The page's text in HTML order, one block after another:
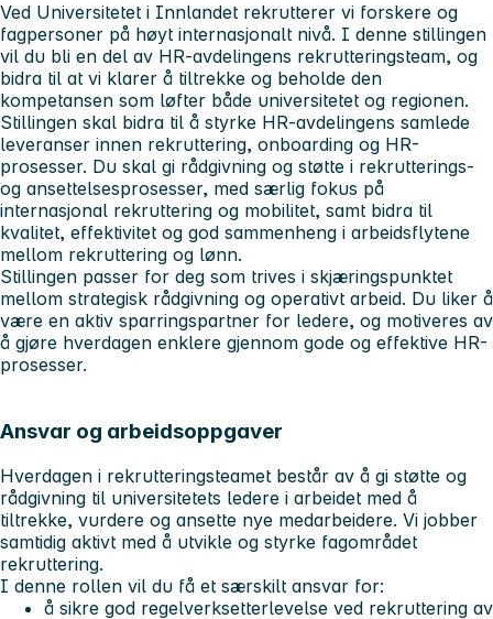
Ved Universitetet i Innlandet rekrutterer vi forskere og
fagpersoner på høyt internasjonalt nivå. I denne stillingen
vil du bli en del av HR-avdelingens rekrutteringsteam, og
bidra til at vi klarer å tiltrekke og beholde den
kompetansen som løfter både universitetet og regionen.
Stillingen skal bidra til å styrke HR-avdelingens samlede
leveranser innen rekruttering, onboarding og HR-
prosesser. Du skal gi rådgivning og støtte i rekrutterings-
og ansettelsesprosesser, med særlig fokus på
internasjonal rekruttering og mobilitet, samt bidra til
kvalitet, effektivitet og god sammenheng i arbeidsflytene
mellom rekruttering og lønn.
Stillingen passer for deg som trives i skjæringspunktet
mellom strategisk rådgivning og operativt arbeid. Du liker å
være en aktiv sparringspartner for ledere, og motiveres av
å gjøre hverdagen enklere gjennom gode og effektive HR-
prosesser.
Ansvar og arbeidsoppgaver
Hverdagen i rekrutteringsteamet består av å gi støtte og
rådgivning til universitetets ledere i arbeidet med å
tiltrekke, vurdere og ansette nye medarbeidere. Vi jobber
samtidig aktivt med å utvikle og styrke fagområdet
rekruttering.
I denne rollen vil du få et særskilt ansvar for:
å sikre god regelverksetterlevelse ved rekruttering av